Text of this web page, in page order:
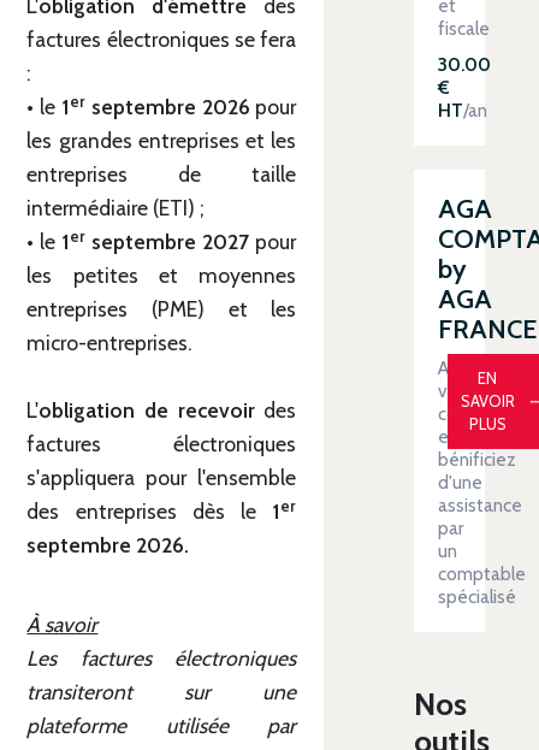
L'obligation d'émettre des
factures électroniques se fera
:
• le 1er septembre 2026 pour
les grandes entreprises et les
entreprises de taille
intermédiaire (ETI) ;
• le 1er septembre 2027 pour
les petites et moyennes
entreprises (PME) et les
micro-entreprises.
L'obligation de recevoirdes
factures électroniques
s'appliquera pour l'ensemble
des entreprises dès le 1er
septembre 2026.
À savoir
Les factures électroniques
transiteront sur une
plateforme utilisée par
et
fiscale
30.00
€
HT/an
AGA
by
AGA
FRANCE
Automatiser
votre
comptabilité
et
bénificiez
d'une
assistance
par
un
comptable
spécialisé
EN
SAVOIR
PLUS
Nos
outils